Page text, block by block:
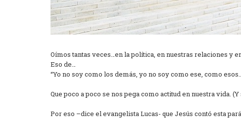
Oímos tantas veces…en la política, en nuestras relaciones y
Eso de…
“Yo no soy como los demás, yo no soy como ese, como
Que poco a poco se nos pega como actitud en nuestra vida.
Por eso –dice el evangelista Lucas- que Jesús contó esta